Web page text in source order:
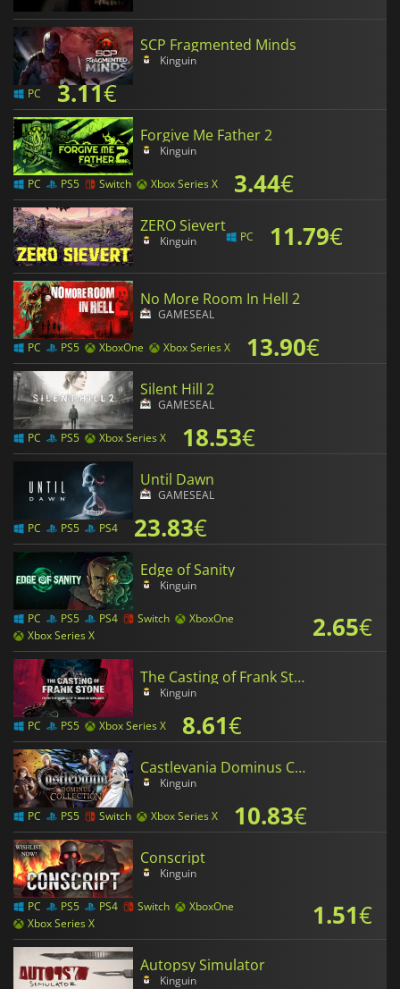
SCP Fragmented Minds
Kinguin
PC 3.11€
Forgive Me Father 2
Kinguin
PC PS5 Switch Xbox Series X 3.44€
ZERO Sievert
Kinguin PC 11.79€
No More Room In Hell 2
GAMESEAL
PC PS5 XboxOne Xbox Series X 13.90€
Silent Hill 2
GAMESEAL
PC PS5 Xbox Series X 18.53€
Until Dawn
GAMESEAL
PC PS5 PS4 23.83€
Edge of Sanity
Kinguin
PC PS5 PS4 Switch
XboxOne
Xbox Series X
2.65€
The Casting of Frank Stone
Kinguin
PC PS5 Xbox Series X 8.61€
Castlevania Dominus Collection
Kinguin
PC PS5 Switch Xbox Series X 10.83€
Conscript
Kinguin
PC PS5 PS4 Switch
XboxOne
Xbox Series X
1.51€
Autopsy Simulator
Kinguin